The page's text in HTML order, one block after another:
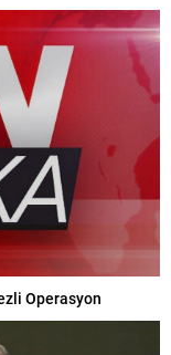
Operasyon